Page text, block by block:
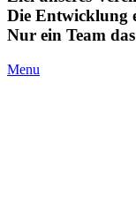
Die Entwicklung
Nur ein Team
Menu